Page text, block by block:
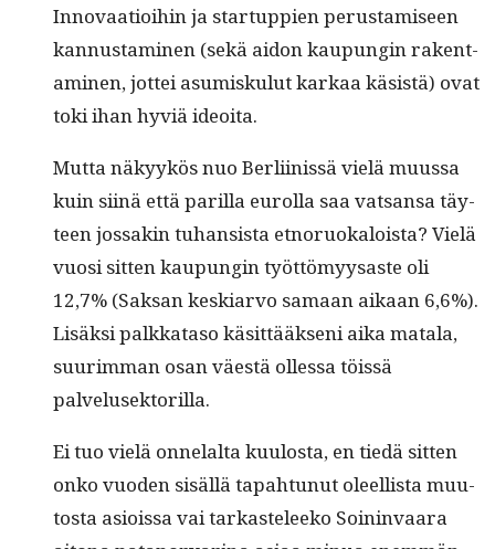
Inno­vaa­tioi­hin ja star­tup­pi­en perus­tamiseen
kan­nus­t­a­mi­nen (sekä aidon kaupun­gin rak­en­t­
a­mi­nen, jot­tei asumisku­lut karkaa käsistä) ovat
toki ihan hyviä ideoita.
Mut­ta näkyykös nuo Berli­inis­sä vielä muus­sa
kuin siinä että par­il­la eurol­la saa vat­sansa täy­
teen jos­sakin tuhan­sista etnoruokaloista? Vielä
vuosi sit­ten kaupun­gin työt­tömyysaste oli
12,7% (Sak­san keskiar­vo samaan aikaan 6,6%).
Lisäk­si palkkata­so käsit­tääk­seni aika mata­la,
suurim­man osan väestä ollessa töis­sä
palvelusektorilla.
Ei tuo vielä onnelal­ta kuu­losta, en tiedä sit­ten
onko vuo­den sisäl­lä tapah­tunut oleel­lista muu­
tos­ta asiois­sa vai tarkasteleeko Soin­in­vaara